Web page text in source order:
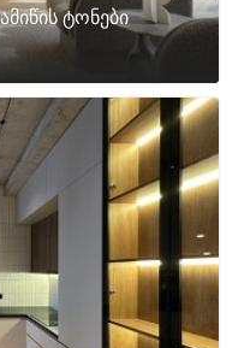
ტონები